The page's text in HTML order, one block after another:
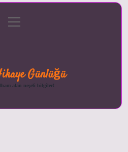
menüyü
aç
Günlüğü
alan neşeli bilgiler!